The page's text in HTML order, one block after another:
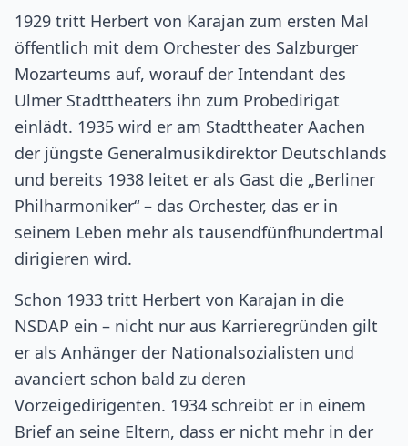
1929 tritt Herbert von Karajan zum ersten Mal
öffentlich mit dem Orchester des Salzburger
Mozarteums auf, worauf der Intendant des
Ulmer Stadttheaters ihn zum Probedirigat
einlädt. 1935 wird er am Stadttheater Aachen
der jüngste Generalmusikdirektor Deutschlands
und bereits 1938 leitet er als Gast die „Berliner
Philharmoniker“ – das Orchester, das er in
seinem Leben mehr als tausendfünfhundertmal
dirigieren wird.
Schon 1933 tritt Herbert von Karajan in die
NSDAP ein – nicht nur aus Karrieregründen gilt
er als Anhänger der Nationalsozialisten und
avanciert schon bald zu deren
Vorzeigedirigenten. 1934 schreibt er in einem
Brief an seine Eltern, dass er nicht mehr in der